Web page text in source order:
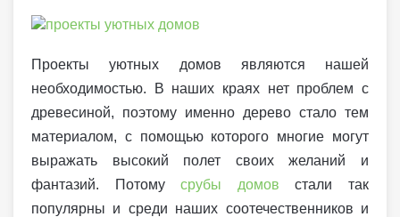
Проекты уютных домов являются нашей
необходимостью. В наших краях нет проблем с
древесиной, поэтому именно дерево стало тем
материалом, с помощью которого многие могут
выражать высокий полет своих желаний и
фантазий. Потомусрубы домов стали так
популярны и среди наших соотечественников и